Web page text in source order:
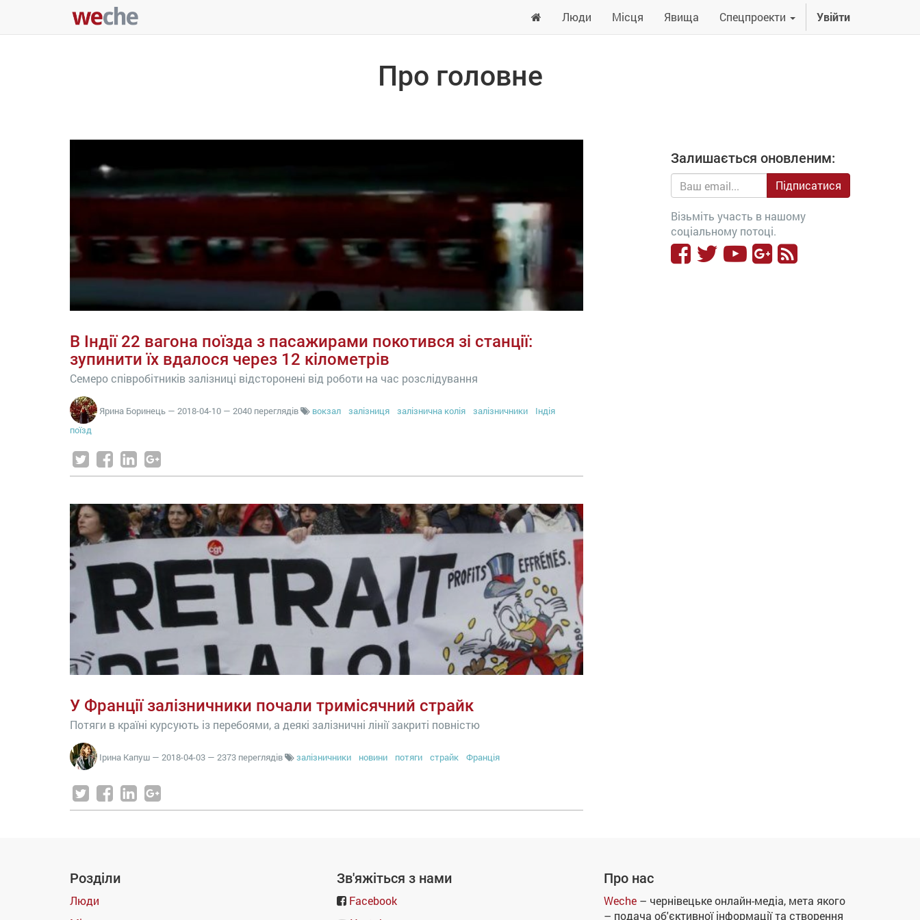
Люди Місця Явища Спецпроекти Увійти
Про головне
В Індії 22 вагона поїзда з пасажирами покотився зі станції:
зупинити їх вдалося через 12 кілометрів
Семеро співробітників залізниці відсторонені від роботи на час розслідування
Ярина Боринець — 2018-04-10 — 2040 переглядів вокзал залізниця залізнична колія залізничники
Індія
поїзд
У Франції залізничники почали тримісячний страйк
Потяги в країні курсують із перебоями, а деякі залізничні лінії закриті повністю
Ірина Капуш — 2018-04-03 — 2373 переглядів залізничники новини потяги страйк Франція
Залишається оновленим:
Підписатися
Візьміть участь в нашому
соціальному потоці.
Розділи
Люди
Зв'яжіться з нами
Facebook
Про нас
Weche – чернівецьке онлайн-медіа, мета якого
– подача об'єктивної інформації та створення